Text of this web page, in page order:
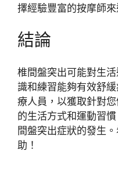
擇經驗豐富的按摩師
結論
椎間盤突出可能對生
識和練習能夠有效舒
療人員，以獲取針對
的生活方式和運動習
間盤突出症狀的發生
助！